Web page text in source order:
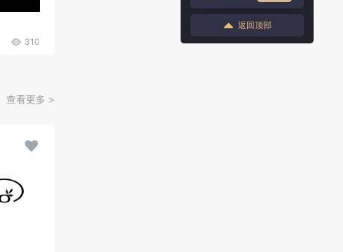
310
查看更多 >
返回顶部